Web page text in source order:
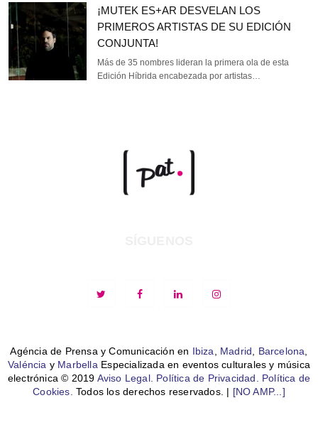
¡MUTEK ES+AR DESVELAN LOS
PRIMEROS ARTISTAS DE SU EDICIÓN
CONJUNTA!
Más de 35 nombres lideran la primera ola de esta
Edición Híbrida encabezada por artistas…
Agéncia de Prensa y Comunicación en Ibiza Madrid Barcelona
Valéncia y Marbella Especializada en eventos culturales y música
electrónica © 2019 Aviso Legal. Política de Privacidad.
Política de
Cookies. Todos los derechos reservados. | [NO AMP...]